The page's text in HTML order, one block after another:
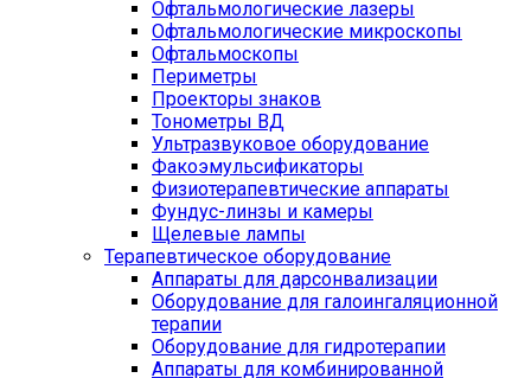
Офтальмологические лазеры
Офтальмологические микроскопы
Офтальмоскопы
Периметры
Проекторы знаков
Тонометры ВД
Ультразвуковое оборудование
Факоэмульсификаторы
Физиотерапевтические аппараты
Фундус-линзы и камеры
Щелевые лампы
Терапевтическое оборудование
Аппараты для дарсонвализации
Оборудование для галоингаляционной
терапии
Оборудование для гидротерапии
Аппараты для комбинированной